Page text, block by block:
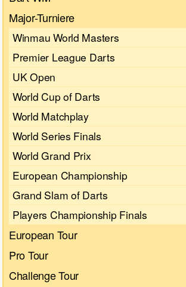
Major-Turniere
Winmau World Masters
Premier League Darts
UK Open
World Cup of Darts
World Matchplay
World Series Finals
World Grand Prix
European Championship
Grand Slam of Darts
Players Championship Finals
European Tour
Pro Tour
Challenge Tour